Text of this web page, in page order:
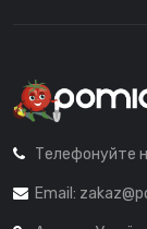
Телефонуйте
Email: